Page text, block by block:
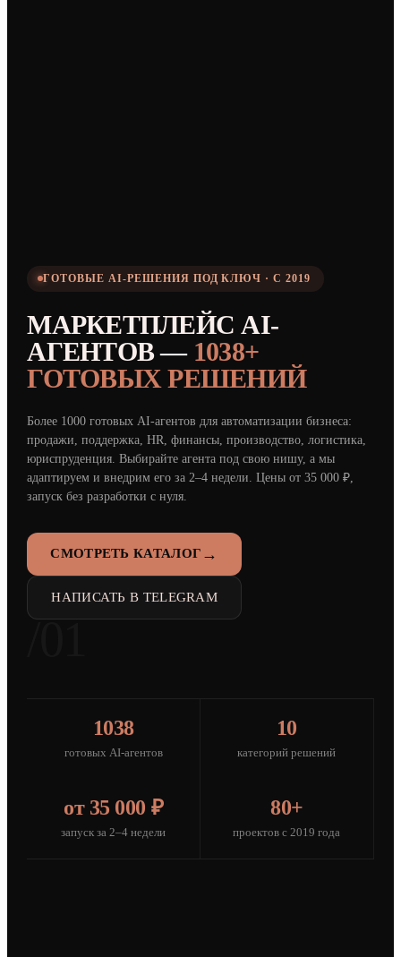
ГОТОВЫЕ AI-РЕШЕНИЯ ПОД КЛЮЧ · С 2019
МАРКЕТПЛЕЙС AI-
АГЕНТОВ — 1038+
ГОТОВЫХ РЕШЕНИЙ
Более 1000 готовых AI-агентов для автоматизации бизнеса:
продажи, поддержка, HR, финансы, производство, логистика,
юриспруденция. Выбирайте агента под свою нишу, а мы
адаптируем и внедрим его за 2–4 недели. Цены от 35 000 ₽,
запуск без разработки с нуля.
СМОТРЕТЬ КАТАЛОГ →
НАПИСАТЬ В TELEGRAM
/01
1038
готовых AI-агентов
10
категорий решений
от 35 000 ₽
запуск за 2–4 недели
80+
проектов с 2019 года